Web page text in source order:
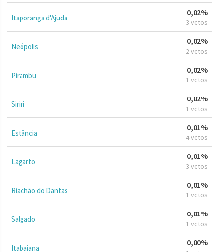
Itaporanga d'Ajuda
0,02%
3 votos
Neópolis
0,02%
2 votos
Pirambu
0,02%
1 votos
Siriri
0,02%
1 votos
Estância
0,01%
4 votos
Lagarto
0,01%
3 votos
Riachão do Dantas
0,01%
1 votos
Salgado
0,01%
1 votos
Itabaiana
0,00%